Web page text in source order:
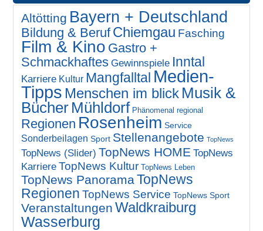
Altötting Bayern + Deutschland
Bildung & Beruf Chiemgau Fasching
Film & Kino Gastro +
Schmackhaftes Gewinnspiele Inntal
Karriere Kultur Mangfalltal Medien-
Tipps Menschen im blick Musik &
Bücher Mühldorf Phänomenal regional
Regionen Rosenheim Service
Sonderbeilagen Sport Stellenangebote TopNews
TopNews (Slider) TopNews HOME TopNews
Karriere TopNews Kultur TopNews Leben
TopNews PanoramaTopNews
Regionen TopNews Service TopNews Sport
Veranstaltungen Waldkraiburg
Wasserburg